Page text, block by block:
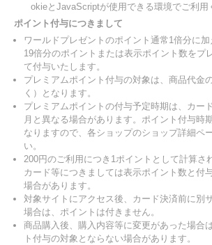
okieとJavaScriptが使用できる環境でご利用
ポイント付与につきまして
ワールドプレゼントのポイント通常1倍分に
19倍分のポイントまたは表示ポイント数をプ
て付与いたします。
プレミアムポイント付与の対象は、商品代金
く）となります。
プレミアムポイントの付与予定時期は、カー
月と異なる場合があります。ポイント付与時
なりますので、各ショップのショップ詳細ペ
い。
200円のご利用につき1ポイントとして計算さ
カード等につきましては表示ポイント数と付
場合があります。
対象サイトにアクセス後、カード決済前に別
場合は、ポイントは付きません。
商品購入後、購入内容等に変更があった場合
ト付与の対象とならない場合があります。